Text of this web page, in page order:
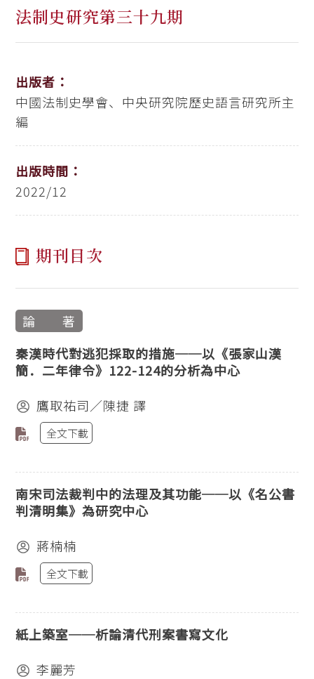
法制史研究第三十九期
出版者：
中國法制史學會、中央研究院歷史語言研究所主
編
出版時間：
2022/12
期刊目次
論 著
秦漢時代對逃犯採取的措施──以《張家山漢
簡．二年律令》122-124的分析為中心
鷹取祐司／陳捷 譯
全文下載
南宋司法裁判中的法理及其功能──以《名公書
判清明集》為研究中心
蔣楠楠
全文下載
紙上築室──析論清代刑案書寫文化
李麗芳